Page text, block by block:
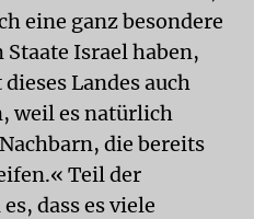
eine ganz besondere
Israel haben,
Landes auch
weil es natürlich
die bereits
Teil der
dass es viele